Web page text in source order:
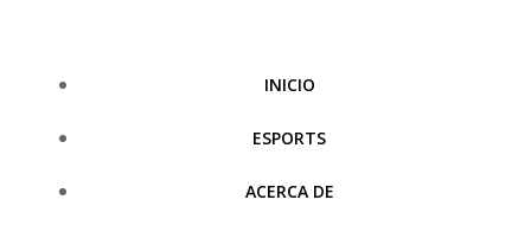
contenido
INICIO
ESPORTS
ACERCA DE